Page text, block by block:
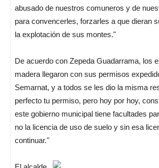
abusado de nuestros comuneros y de
para convencerles, forzarles a que dieran
la explotación de sus montes."
De acuerdo con Zepeda Guadarrama, los
madera llegaron con sus permisos
Semarnat, y a todos se les dio la misma
perfecto tu permiso, pero hoy por hoy,
este gobierno municipal tiene facultades
no la licencia de uso de suelo y sin esa
continuar."